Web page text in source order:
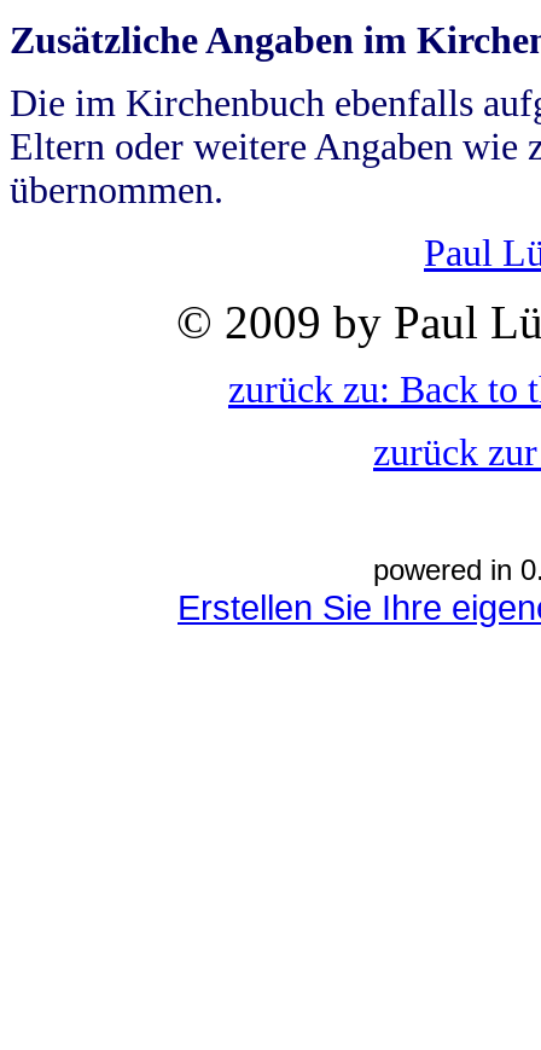
Zusätzliche Angaben im
Die im Kirchenbuch ebenfalls
Eltern oder weitere Angaben wie
übernommen.
Paul
© 2009 by Paul
zurück zu: Back to
zurück
powered in
Erstellen Sie Ihre